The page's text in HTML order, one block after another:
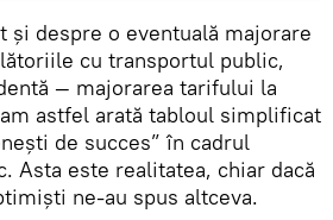
şi despre o eventuală majorare
cu transportul public,
— majorarea tarifului la
astfel arată tabloul simplificat
de succes” în cadrul
Asta este realitatea, chiar dacă
ne-au spus altceva.